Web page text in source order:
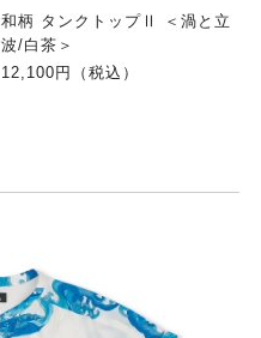
和柄 タンクトップⅡ ＜渦と立
波/白茶＞
12,100円（税込）